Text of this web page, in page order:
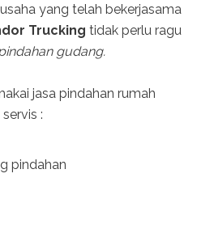
yang telah bekerjasama
Trucking tidak perlu ragu
gudang.
jasa pindahan rumah
:
pindahan